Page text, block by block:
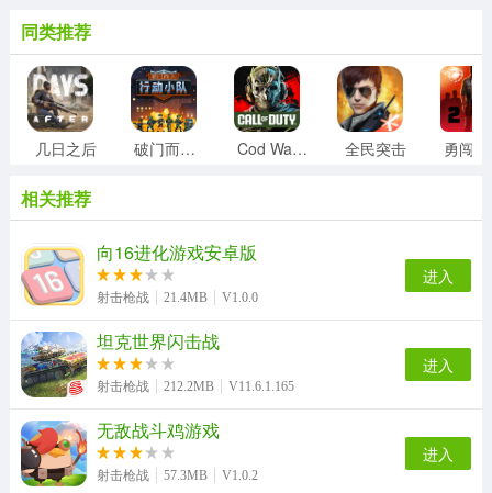
同类推荐
几日之后 破门而入行动小队 Cod Warzone 全民突击
相关推荐
向16进化游戏安卓版
射击枪战 21.4MB V1.0.0
进入
坦克世界闪击战
射击枪战 212.2MB V11.6.1.165
进入
无敌战斗鸡游戏
射击枪战 57.3MB V1.0.2
进入